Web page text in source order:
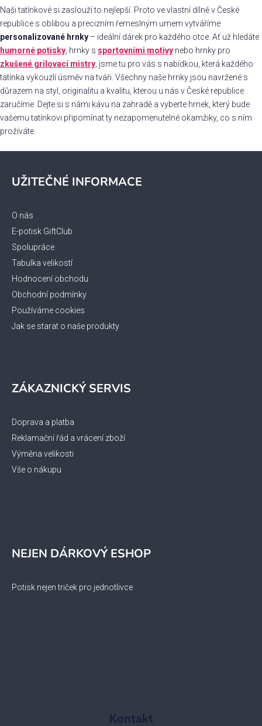
l
á
d
a
c
í
p
r
v
k
v
p
i
Naši tatínkové si zaslouží to nejlepší. Proto ve vlastní dílně v České
republice s oblibou a precizním řemeslným umem vytváříme
personalizované hrnky – ideální dárek pro každého otce. Ať už hledáte
humorné potisky , hrnky s sportovními motivy nebo hrnky pro
zkušené grilovací mistry , jsme tu pro vás s nabídkou, která každého
tatínka vykouzlí úsměv na tváři. Všechny naše hrnky jsou navržené s
důrazem na styl, originalitu a kvalitu, kterou u nás v České republice
zaručíme. Dejte si s námi kávu na zahradě a vyberte hrnek, který bude
vašemu tatínkovi připomínat ty nezapomenutelné okamžiky, co s ním
prožíváte.
UŽITEČNÉ INFORMACE
O nás
E-potisk GiftClub
Spolupráce
Tabulka velikostí
Hodnocení obchodu
Obchodní podmínky
Používáme cookies
Jak se starat o naše produkty
ZÁKAZNICKÝ SERVIS
Doprava a platba
Reklamační řád a vrácení zboží
Výměna velikosti
Vše o nákupu
NEJEN DÁRKOVÝ ESHOP
Potisk nejen triček pro jednotlivce
Kontakt